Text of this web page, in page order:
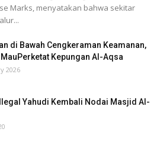
Marks, menyatakan bahwa sekitar
di Bawah Cengkeraman Keamanan,
MauPerketat Kepungan Al-Aqsa
2026
Yahudi Kembali Nodai Masjid Al-